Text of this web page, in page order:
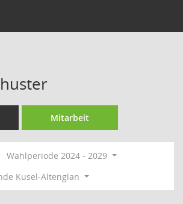
Mitarbeit
Wahlperiode 2024 - 2029
Kusel-Altenglan